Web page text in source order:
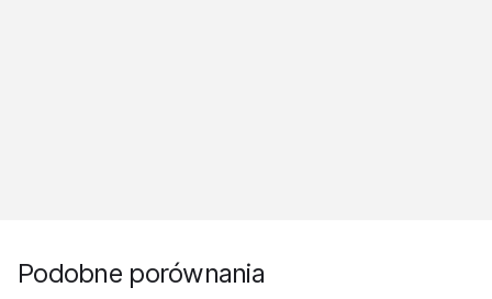
Podobne porównania